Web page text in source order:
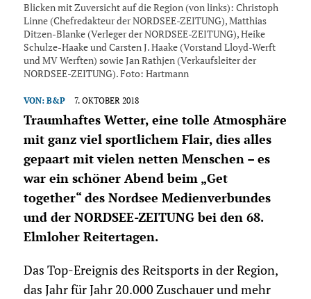
Blicken mit Zuversicht auf die Region (von links): Christoph
Linne (Chefredakteur der NORDSEE-ZEITUNG), Matthias
Ditzen-Blanke (Verleger der NORDSEE-ZEITUNG), Heike
Schulze-Haake und Carsten J. Haake (Vorstand Lloyd-Werft
und MV Werften) sowie Jan Rathjen (Verkaufsleiter der
NORDSEE-ZEITUNG). Foto: Hartmann
VON: B&P 7. OKTOBER 2018
Traumhaftes Wetter, eine tolle Atmosphäre
mit ganz viel sportlichem Flair, dies alles
gepaart mit vielen netten Menschen – es
war ein schöner Abend beim „Get
together“ des Nordsee Medienverbundes
und der NORDSEE-ZEITUNG bei den 68.
Elmloher Reitertagen.
Das Top-Ereignis des Reitsports in der Region,
das Jahr für Jahr 20.000 Zuschauer und mehr